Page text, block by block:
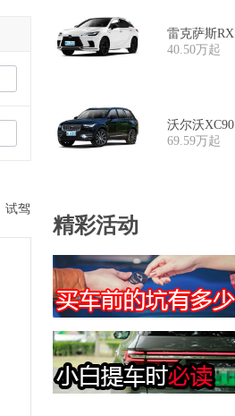
试驾
雷克萨斯RX
40.50万起
沃尔沃XC90
69.59万起
精彩活动